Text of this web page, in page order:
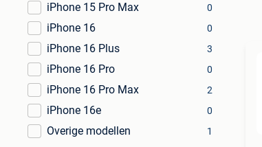
iPhone 15 Pro Max 0
iPhone 16 0
iPhone 16 Plus 3
iPhone 16 Pro 0
iPhone 16 Pro Max 2
iPhone 16e 0
Overige modellen 1